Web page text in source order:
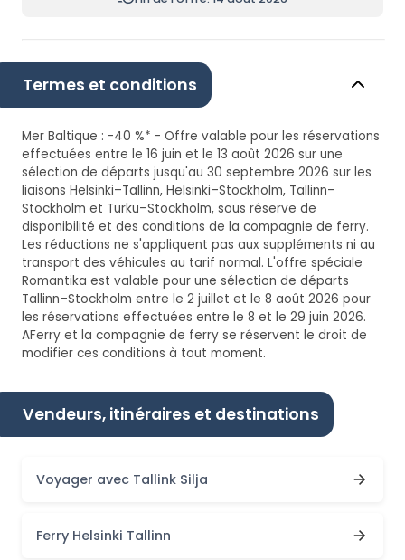
Termes et conditions
Mer Baltique : -40 %* - Offre valable pour les réservations
effectuées entre le 16 juin et le 13 août 2026 sur une
sélection de départs jusqu'au 30 septembre 2026 sur les
liaisons Helsinki–Tallinn, Helsinki–Stockholm, Tallinn–
Stockholm et Turku–Stockholm, sous réserve de
disponibilité et des conditions de la compagnie de ferry.
Les réductions ne s'appliquent pas aux suppléments ni au
transport des véhicules au tarif normal. L'offre spéciale
Romantika est valable pour une sélection de départs
Tallinn–Stockholm entre le 2 juillet et le 8 août 2026 pour
les réservations effectuées entre le 8 et le 29 juin 2026.
AFerry et la compagnie de ferry se réservent le droit de
modifier ces conditions à tout moment.
Vendeurs, itinéraires et destinations
Voyager avec Tallink Silja
Ferry Helsinki Tallinn